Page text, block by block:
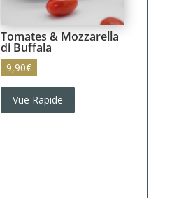
Tomates & Mozzarella
di Buffala
9,90€
Vue Rapide